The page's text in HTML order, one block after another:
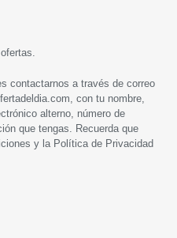
contactarnos a través de correo
, con tu nombre,
alterno, número de
que tengas. Recuerda que
y la Política de Privacidad